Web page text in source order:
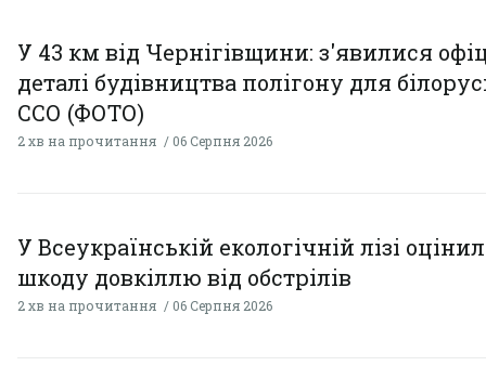
У 43 км від Чернігівщини: з'явилися
деталі будівництва полігону для
ССО (ФОТО)
2 хв на прочитання 06 Серпня 2026
У Всеукраїнській екологічній лізі
шкоду довкіллю від обстрілів
2 хв на прочитання 06 Серпня 2026